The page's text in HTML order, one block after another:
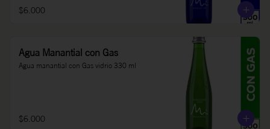
$6.000
Agua Manantial con Gas
Agua manantial con Gas vidrio 330 ml
$6.000